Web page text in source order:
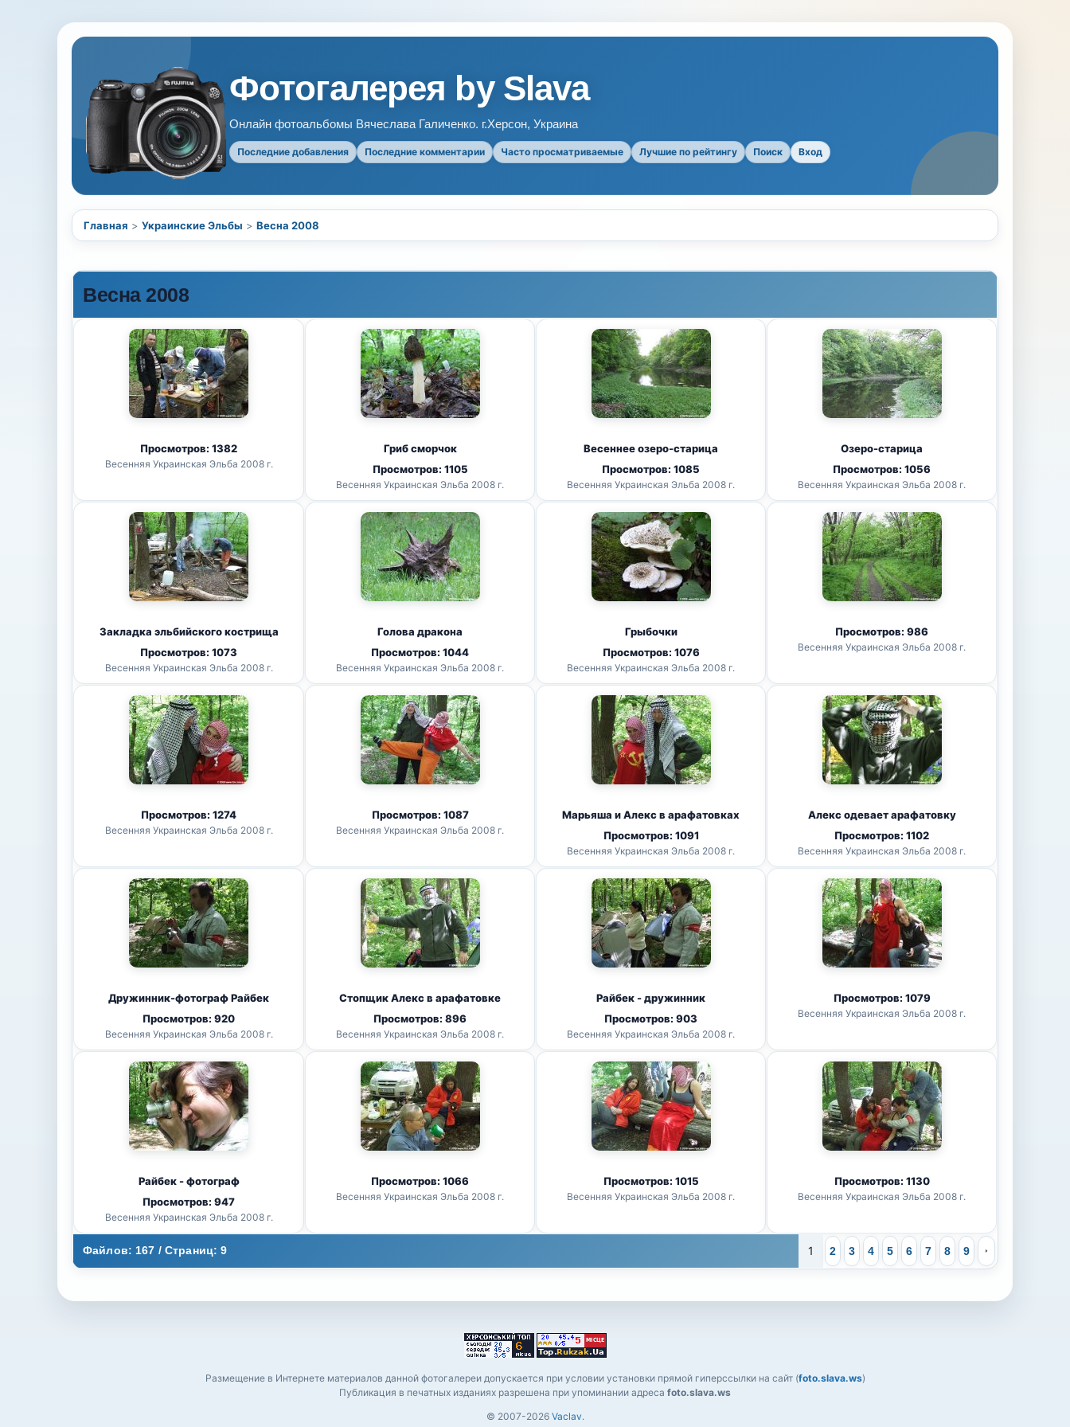
Фотогалерея by Slava
Онлайн фотоальбомы Вячеслава Галиченко. г.Херсон, Украина
Последние добавления Последние комментарии Часто просматриваемые Лучшие по рейтингу Поиск Вход
Главная > Украинские Эльбы > Весна 2008
Весна 2008
Просмотров: 1382
Весенняя Украинская Эльба 2008 г.
Гриб сморчок
Просмотров: 1105
Весенняя Украинская Эльба 2008 г.
Весеннее озеро-старица
Просмотров: 1085
Весенняя Украинская Эльба 2008 г.
Озеро-старица
Просмотров: 1056
Весенняя Украинская Эльба 2008 г.
Закладка эльбийского кострища
Просмотров: 1073
Весенняя Украинская Эльба 2008 г.
Голова дракона
Просмотров: 1044
Весенняя Украинская Эльба 2008 г.
Грыбочки
Просмотров: 1076
Весенняя Украинская Эльба 2008 г.
Просмотров: 986
Весенняя Украинская Эльба 2008 г.
Просмотров: 1274
Весенняя Украинская Эльба 2008 г.
Просмотров: 1087
Весенняя Украинская Эльба 2008 г.
Марьяша и Алекс в арафатовках
Просмотров: 1091
Весенняя Украинская Эльба 2008 г.
Алекс одевает арафатовку
Просмотров: 1102
Весенняя Украинская Эльба 2008 г.
Дружинник-фотограф Райбек
Просмотров: 920
Весенняя Украинская Эльба 2008 г.
Стопщик Алекс в арафатовке
Просмотров: 896
Весенняя Украинская Эльба 2008 г.
Райбек - дружинник
Просмотров: 903
Весенняя Украинская Эльба 2008 г.
Просмотров: 1079
Весенняя Украинская Эльба 2008 г.
Райбек - фотограф
Просмотров: 947
Весенняя Украинская Эльба 2008 г.
Просмотров: 1066
Весенняя Украинская Эльба 2008 г.
Просмотров: 1015
Весенняя Украинская Эльба 2008 г.
Просмотров: 1130
Весенняя Украинская Эльба 2008 г.
Файлов: 167 / Страниц: 9 1 2 3 4 5 6 7 8 9
Размещение в Интернете материалов данной фотогалереи допускается при условии установки прямой гиперссылки на сайт (foto.slava.ws)
Публикация в печатных изданиях разрешена при упоминании адреса foto.slava.ws
© 2007-2026 Vaclav.